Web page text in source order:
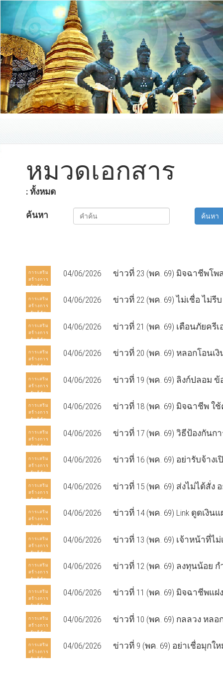
หมวดเอกสาร
: ทั้งหมด
ค้นหา
การเสริม
สร้างการ
รับรู้ภัย
อาชญากรรม
ออนไลน์
04/06/2026 ข่าวที่ 23 (พค. 69) มิจฉาชีพโ
การเสริม
สร้างการ
รับรู้ภัย
อาชญากรรม
ออนไลน์
04/06/2026 ข่าวที่ 22 (พค. 69) ไม่เชื่อ ไม่รี
การเสริม
สร้างการ
รับรู้ภัย
อาชญากรรม
ออนไลน์
04/06/2026 ข่าวที่ 21 (พค. 69) เตือนภัยครีเ
การเสริม
สร้างการ
รับรู้ภัย
อาชญากรรม
ออนไลน์
04/06/2026 ข่าวที่ 20 (พค. 69) หลอกโอนเงิ
การเสริม
สร้างการ
รับรู้ภัย
อาชญากรรม
ออนไลน์
04/06/2026 ข่าวที่ 19 (พค. 69) ลิงก์ปลอม
การเสริม
สร้างการ
รับรู้ภัย
อาชญากรรม
ออนไลน์
04/06/2026 ข่าวที่ 18 (พค. 69) มิจฉาชีพ ใ
การเสริม
สร้างการ
รับรู้ภัย
อาชญากรรม
ออนไลน์
04/06/2026 ข่าวที่ 17 (พค. 69) วิธีป้องกัน
การเสริม
สร้างการ
รับรู้ภัย
อาชญากรรม
ออนไลน์
04/06/2026 ข่าวที่ 16 (พค. 69) อย่ารับจ้าง
การเสริม
สร้างการ
รับรู้ภัย
อาชญากรรม
ออนไลน์
04/06/2026 ข่าวที่ 15 (พค. 69) ส่งไม่ได้สั่ง
การเสริม
สร้างการ
รับรู้ภัย
อาชญากรรม
ออนไลน์
04/06/2026 ข่าวที่ 14 (พค. 69) Link ดูดเงิน
การเสริม
สร้างการ
รับรู้ภัย
อาชญากรรม
ออนไลน์
04/06/2026 ข่าวที่ 13 (พค. 69) เจ้าหน้าที่ไ
การเสริม
สร้างการ
รับรู้ภัย
อาชญากรรม
ออนไลน์
04/06/2026 ข่าวที่ 12 (พค. 69) ลงทุนน้อย ก
การเสริม
สร้างการ
รับรู้ภัย
อาชญากรรม
ออนไลน์
04/06/2026 ข่าวที่ 11 (พค. 69) มิจฉาชีพแ
การเสริม
สร้างการ
รับรู้ภัย
อาชญากรรม
ออนไลน์
04/06/2026 ข่าวที่ 10 (พค. 69) กลลวง หล
การเสริม
สร้างการ
รับรู้ภัย
04/06/2026 ข่าวที่ 9 (พค. 69) อย่าเชื่อมุกใ